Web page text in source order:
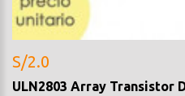
S/2.0
ULN2803 Array Transistor